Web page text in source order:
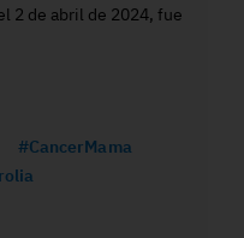
2 de abril de 2024, fue
#CancerMama